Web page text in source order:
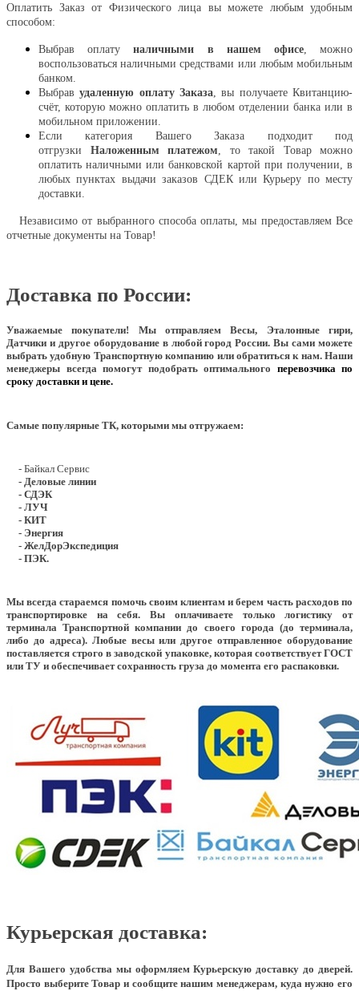
Оплатить Заказ от Физического лица вы можете любым удобным
способом:
Выбрав оплатуналичными в нашем офисе, можно
воспользоваться наличными средствами или любым мобильным
банком.
Выбравудаленную оплату Заказа , вы получаете Квитанцию-
счёт, которую можно оплатить в любом отделении банка или в
мобильном приложении.
Если категория Вашего Заказа подходит под
отгрузки Наложенным платежом , то такой Товар можно
оплатить наличными или банковской картой при получении, в
любых пунктах выдачи заказов СДЕК или Курьеру по месту
доставки.
Независимо от выбранного способа оплаты, мы предоставляем Все
отчетные документы на Товар!
Доставка по России:
Уважаемые покупатели! Мы отправляем Весы, Эталонные гири,
Датчики и другое оборудование в любой город России. Вы сами можете
выбрать удобную Транспортную компанию или обратиться к нам. Наши
менеджеры всегда помогут подобрать оптимального перевозчика по
сроку доставки и цене.
Самые популярные ТК, которыми мы отгружаем:
- Байкал Сервис
- Деловые линии
- СДЭК
- ЛУЧ
- КИТ
- Энергия
- ЖелДорЭкспедиция
- ПЭК.
Мы всегда стараемся помочь своим клиентам и берем часть расходов по
транспортировке на себя. Вы оплачиваете только логистику от
терминала Транспортной компании до своего города (до терминала,
либо до адреса). Любые весы или другое отправленное оборудование
поставляется строго в заводской упаковке, которая соответствует ГОСТ
или ТУ и обеспечивает сохранность груза до момента его распаковки.
Курьерская доставка:
Для Вашего удобства мы оформляем Курьерскую доставку до дверей.
Просто выберите Товар и сообщите нашим менеджерам, куда нужно его